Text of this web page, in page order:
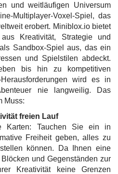
und weitläufigen Universum
Multiplayer-Voxel-Spiel, das
erobert. Miniblox.io bietet
Kreativität, Strategie und
Sandbox-Spiel aus, das ein
und Spielstilen abdeckt.
bis hin zu kompetitiven
wird es in
nie langweilig. Das
Muss:
freien Lauf
Karten: Tauchen Sie ein in
Freiheit geben, alles zu
können. Da Ihnen eine
und Gegenständen zur
Kreativität keine Grenzen